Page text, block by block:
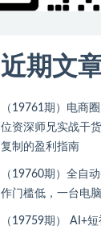
近期文
（19761期）电商
位资深师兄实战干
复制的盈利指南
（19760期）全自
作门槛低，一台电
（19759期） AI+